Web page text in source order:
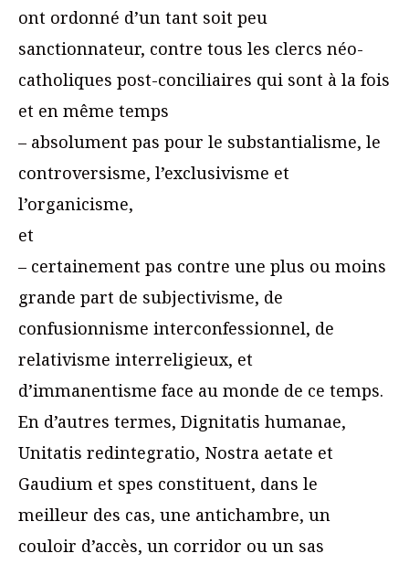
ont ordonné d’un tant soit peu
sanctionnateur, contre tous les clercs néo-
catholiques post-conciliaires qui sont à la fois
et en même temps
– absolument pas pour le substantialisme, le
controversisme, l’exclusivisme et
l’organicisme,
et
– certainement pas contre une plus ou moins
grande part de subjectivisme, de
confusionnisme interconfessionnel, de
relativisme interreligieux, et
d’immanentisme face au monde de ce temps.
En d’autres termes, Dignitatis humanae,
Unitatis redintegratio, Nostra aetate et
Gaudium et spes constituent, dans le
meilleur des cas, une antichambre, un
couloir d’accès, un corridor ou un sas